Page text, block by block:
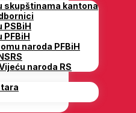
skupštinama kantona
PSBiH
PFBiH
naroda PFBiH
naroda RS